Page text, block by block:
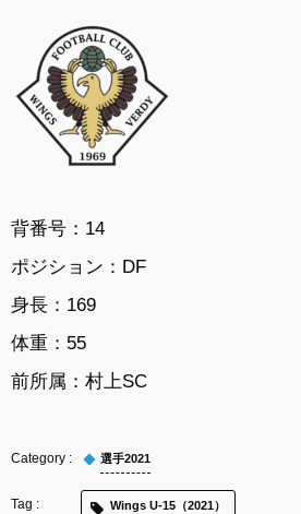
背番号：14
ポジション：DF
身長：169
体重：55
前所属： 村上SC
選手2021
Wings U-15（2021）